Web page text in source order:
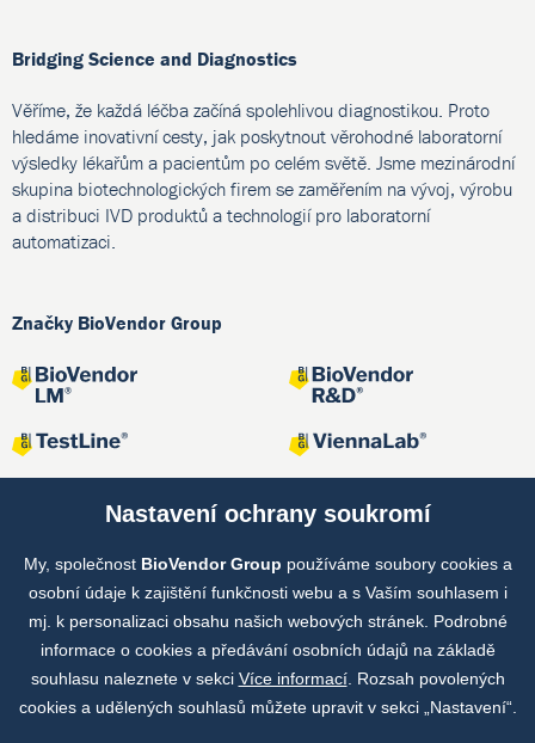
Bridging Science and Diagnostics
Věříme, že každá léčba začíná spolehlivou diagnostikou. Proto
hledáme inovativní cesty, jak poskytnout věrohodné laboratorní
výsledky lékařům a pacientům po celém světě. Jsme mezinárodní
skupina biotechnologických firem se zaměřením na vývoj, výrobu
a distribuci IVD produktů a technologií pro laboratorní
automatizaci.
Značky BioVendor Group
Společné projekty
Nastavení ochrany soukromí
My, společnost BioVendor Group používáme soubory cookies a
osobní údaje k zajištění funkčnosti webu a s Vaším souhlasem i
mj. k personalizaci obsahu našich webových stránek. Podrobné
informace o cookies a předávání osobních údajů na základě
souhlasu naleznete v sekci Více informací. Rozsah povolených
cookies a udělených souhlasů můžete upravit v sekci „Nastavení“.